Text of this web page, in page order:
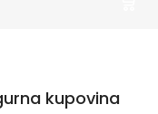
kupovina